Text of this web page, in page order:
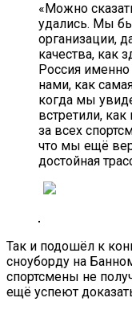
«Можно
удались. Мы
организации,
качества, как
Россия
нами, как
когда мы
встретили,
за всех
что мы ещё
достойная
Так и подошёл к
сноуборду на
спортсмены не
ещё успеют